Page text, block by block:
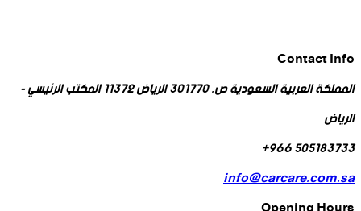
Contact Info
المملكة العربية السعودية ص. 301770 الرياض 11372 المكتب الرئيسي -
الرياض
505183733 966+
info@carcare.com.sa